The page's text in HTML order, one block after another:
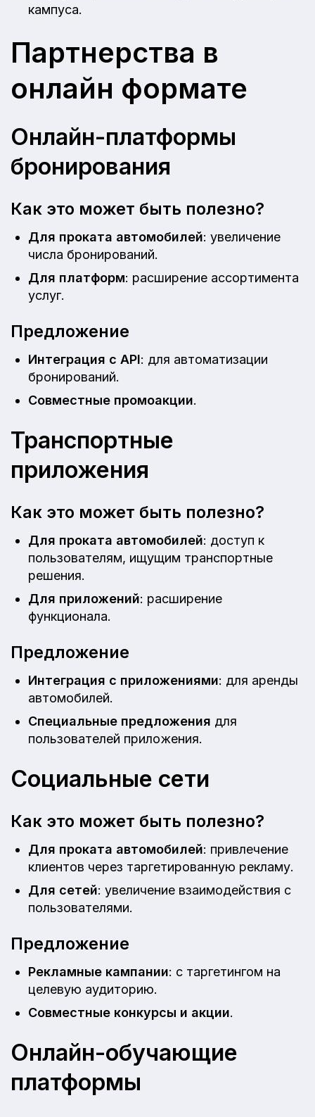
кампуса.
Партнерства в
онлайн формате
Онлайн-платформы
бронирования
Как это может быть полезно?
Для проката автомобилей: увеличение
числа бронирований.
Для платформ: расширение ассортимента
услуг.
Предложение
Интеграция с API: для автоматизации
бронирований.
Совместные промоакции.
Транспортные
приложения
Как это может быть полезно?
Для проката автомобилей: доступ к
пользователям, ищущим транспортные
решения.
Для приложений: расширение
функционала.
Предложение
Интеграция с приложениями: для аренды
автомобилей.
Специальные предложения для
пользователей приложения.
Социальные сети
Как это может быть полезно?
Для проката автомобилей: привлечение
клиентов через таргетированную рекламу.
Для сетей: увеличение взаимодействия с
пользователями.
Предложение
Рекламные кампании: с таргетингом на
целевую аудиторию.
Совместные конкурсы и акции.
Онлайн-обучающие
платформы